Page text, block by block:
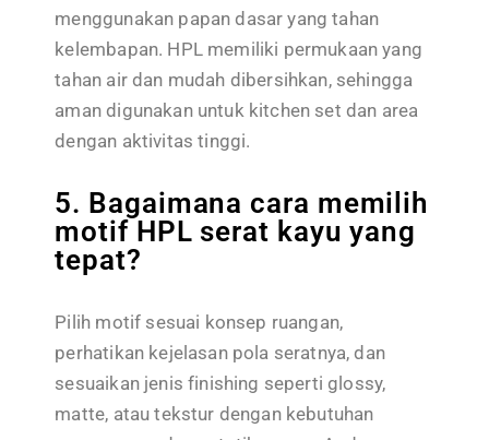
menggunakan papan dasar yang tahan
kelembapan. HPL memiliki permukaan yang
tahan air dan mudah dibersihkan, sehingga
aman digunakan untuk kitchen set dan area
dengan aktivitas tinggi.
5. Bagaimana cara memilih
motif HPL serat kayu yang
tepat?
Pilih motif sesuai konsep ruangan,
perhatikan kejelasan pola seratnya, dan
sesuaikan jenis finishing seperti glossy,
matte, atau tekstur dengan kebutuhan